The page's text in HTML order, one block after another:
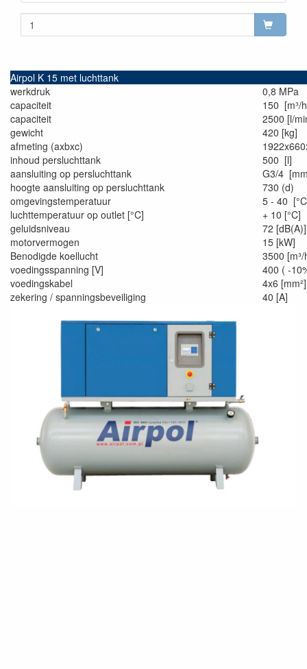
Airpol K 15 met luchttank
werkdruk
0,8 MPa
capaciteit
150 [m³/
capaciteit
2500 [l/
gewicht
420 [kg]
afmeting (axbxc)
inhoud persluchttank
500 [l]
aansluiting op persluchttank
G3/4
hoogte aansluiting op persluchttank
730 (d)
omgevingstemperatuur
5 - 40
luchttemperatuur op outlet [°C]
+ 10 [°C]
geluidsniveau
72 [dB(A)]
motorvermogen
15 [kW]
Benodigde koellucht
3500 [m³/
voedingsspanning [V]
400 ( -
voedingskabel
4x6 [mm²]
zekering / spanningsbeveiliging
40 [A]